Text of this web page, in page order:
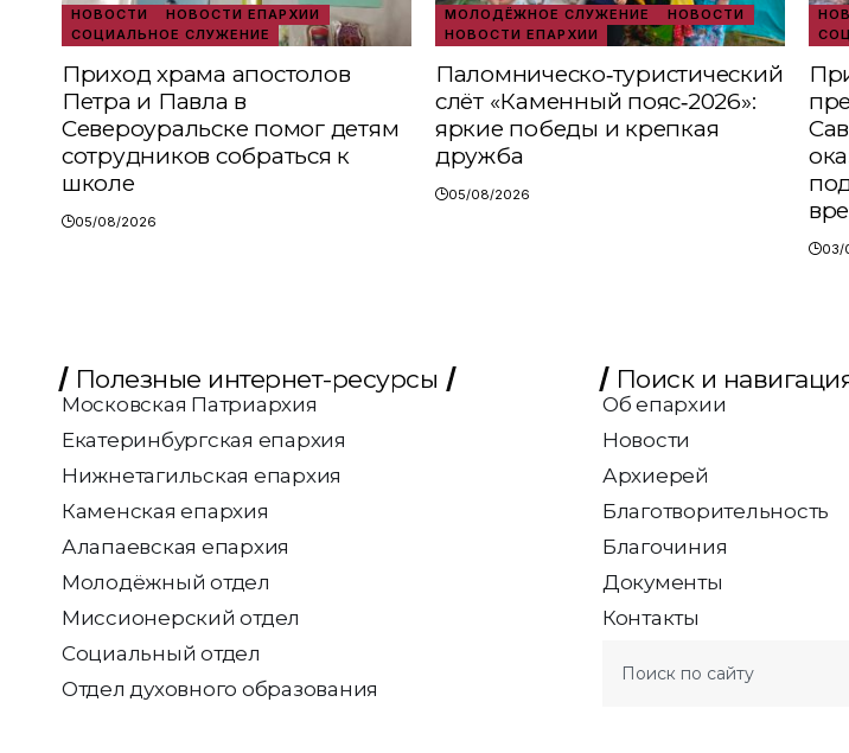
НОВОСТИ
НОВОСТИ ЕПАРХИИ
СОЦИАЛЬНОЕ СЛУЖЕНИЕ
Приход храма апостолов
Петра и Павла в
Североуральске помог детям
сотрудников собраться к
школе
05/08/2026
МОЛОДЁЖНОЕ СЛУЖЕНИЕ
НОВОСТИ
НОВОСТИ ЕПАРХИИ
Паломническо‑туристический
слёт «Каменный пояс‑2026»:
яркие победы и крепкая
дружба
05/08/2026
03/
Полезные интернет-ресурсы
Московская Патриархия
Екатеринбургская епархия
Нижнетагильская епархия
Каменская епархия
Алапаевская епархия
Молодёжный отдел
Миссионерский отдел
Социальный отдел
Отдел духовного образования
Поиск и
Об епархии
Новости
Архиерей
Благотворительность
Благочиния
Документы
Контакты